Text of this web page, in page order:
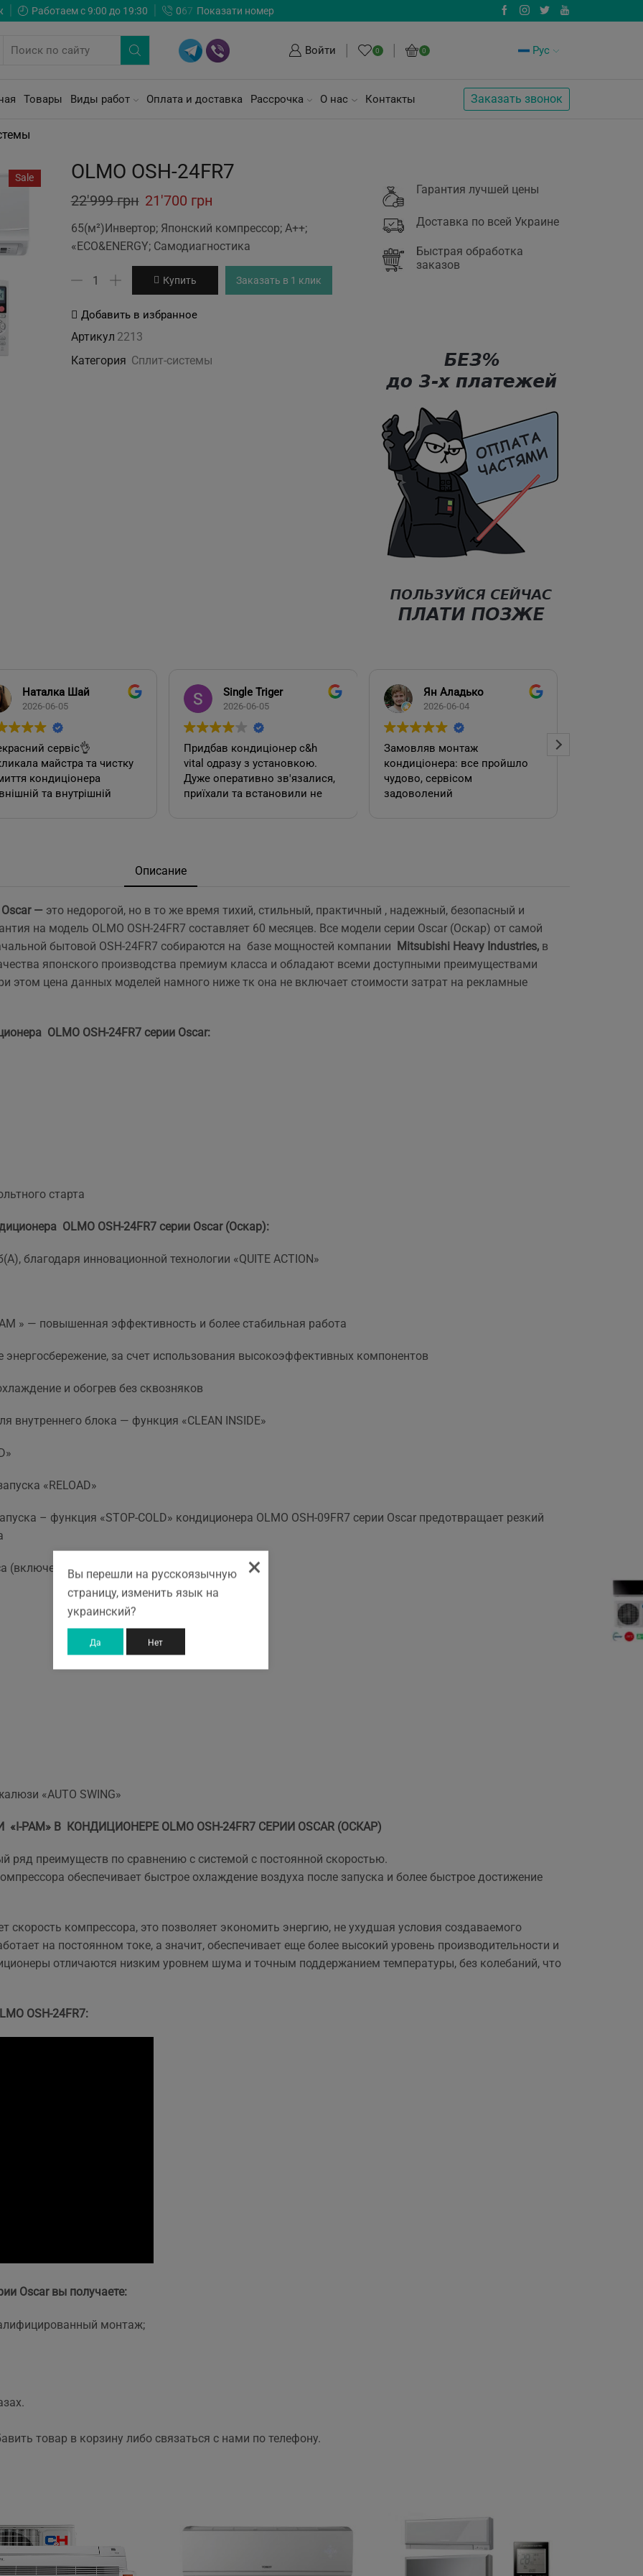
Работаем с 9:00 до 19:30 067 Показати номер
Войти 0 0 Рус
Товары Виды работ Оплата и доставка Рассрочка О нас Контакты Заказать звонок
Sale OLMO OSH-24FR7
22'999грн Original
price
was:
22'999 грн.
21'700 грн
price
is:
21'700 грн.
65(м²)Инвертор; Японский компрессор; А++;
«ECO&ENERGY; Самодиагностика
Количество
OLMO
OSH-
Купить Заказать в 1 клик
Добавить в избранное
Артикул 2213
Категория Сплит-системы
Гарантия лучшей цены
Доставка по всей Украине
Быстрая обработка
заказов
Наталка Шай
2026-06-05
сервіс👌
майстра та чистку
кондиціонера
та внутрішній
їх, так і
їх
неодмінно звертатись
та рекомендувати!
Single Triger
2026-06-05
Придбав кондиціонер c&h
vital одразу з установкою.
Дуже оперативно зв'язалися,
приїхали та встановили не
пропозиція, акційної
установки за умови
саме в цьому магазині. Але
ж по факту стандартна
установка в стандартній
панельній 12 поверхів ці
вийшла знову ж така сама,
що і пропонують в інших
можливість розрахунку на
Ян Аладько
2026-06-04
Замовляв монтаж
кондиціонера: все пройшло
чудово, сервісом
задоволений
Описание
Oscar — это недорогой, но в то же время тихий, стильный, практичный , надежный, безопасный и
на модель OLMO OSH-24FR7 составляет 60 месяцев. Все модели серии Oscar (Оскар) от самой
бытовой OSH-24FR7 собираются на базе мощностей компании
Mitsubishi Heavy Industries, в
японского производства премиум класса и обладают всеми доступными преимуществами
этом цена данных моделей намного ниже тк она не включает стоимости затрат на рекламные
OLMO OSH-24FR7 серии Oscar:
старта
OLMO OSH-24FR7 серии Oscar (Оскар):
благодаря инновационной технологии «QUITE ACTION»
» — повышенная эффективность и более стабильная работа
за счет использования высокоэффективных компонентов
и обогрев без сквозняков
внутреннего блока — функция «CLEAN INSIDE»
«RELOAD»
– функция «STOP-COLD» кондиционера OLMO OSH-09FR7 серии Oscar предотвращает резкий
(включение/выключение )
«AUTO SWING»
PAM» В КОНДИЦИОНЕРЕ OLMO OSH-24FR7 СЕРИИ OSCAR (ОСКАР)
ряд преимуществ по сравнению с системой с постоянной скоростью.
обеспечивает быстрое охлаждение воздуха после запуска и более быстрое достижение
скорость компрессора, это позволяет экономить энергию, не ухудшая условия создаваемого
на постоянном токе, а значит, обеспечивает еще более высокий уровень производительности и
отличаются низким уровнем шума и точным поддержанием температуры, без колебаний, что
OSH-24FR7:
Oscar вы получаете:
монтаж;
товар в корзину либо связаться с нами по телефону.
×
Вы перешли на русскоязычную
страницу, изменить язык на
украинский?
Да Нет